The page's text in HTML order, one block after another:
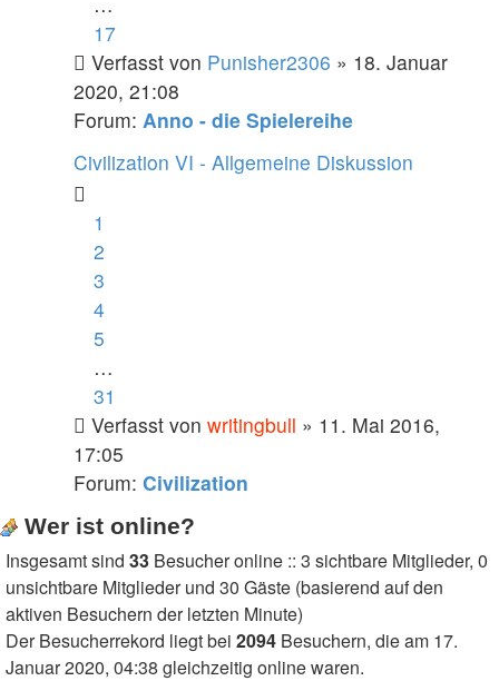
17
Verfasst von Punisher2306 » 18. Januar
2020, 21:08
Forum: Anno - die Spielereihe
Civilization VI - Allgemeine Diskussion
1
2
3
4
5
…
31
Verfasst von writingbull » 11. Mai 2016,
17:05
Forum: Civilization
Wer ist online?
Insgesamt sind 33 Besucher online :: 3 sichtbare Mitglieder, 0
unsichtbare Mitglieder und 30 Gäste (basierend auf den
aktiven Besuchern der letzten Minute)
Der Besucherrekord liegt bei 2094 Besuchern, die am 17.
Januar 2020, 04:38 gleichzeitig online waren.